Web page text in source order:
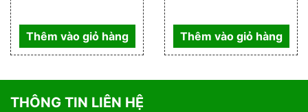
Thêm vào giỏ hàng Thêm vào giỏ hàng
THÔNG TIN LIÊN HỆ